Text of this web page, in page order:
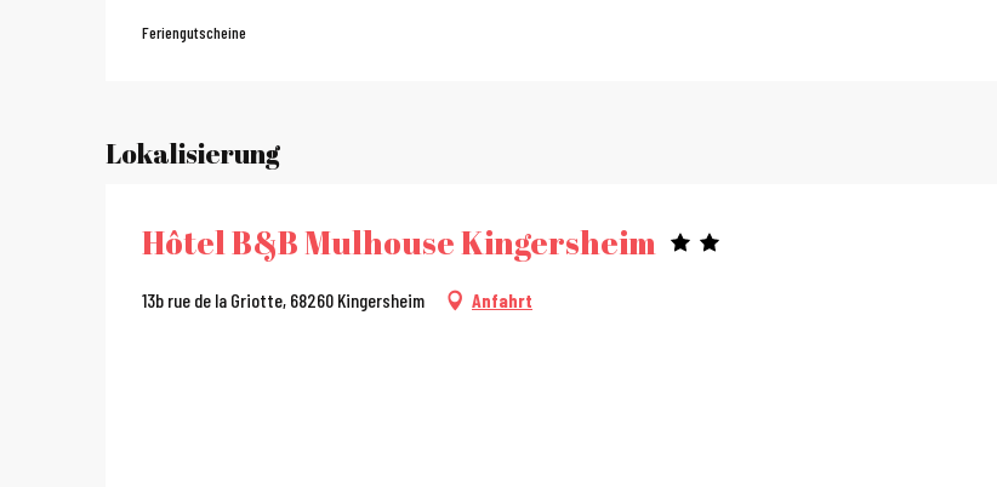
Feriengutscheine
Lokalisierung
Hôtel B&B Mulhouse Kingersheim
13b rue de la Griotte, 68260 Kingersheim Anfahrt